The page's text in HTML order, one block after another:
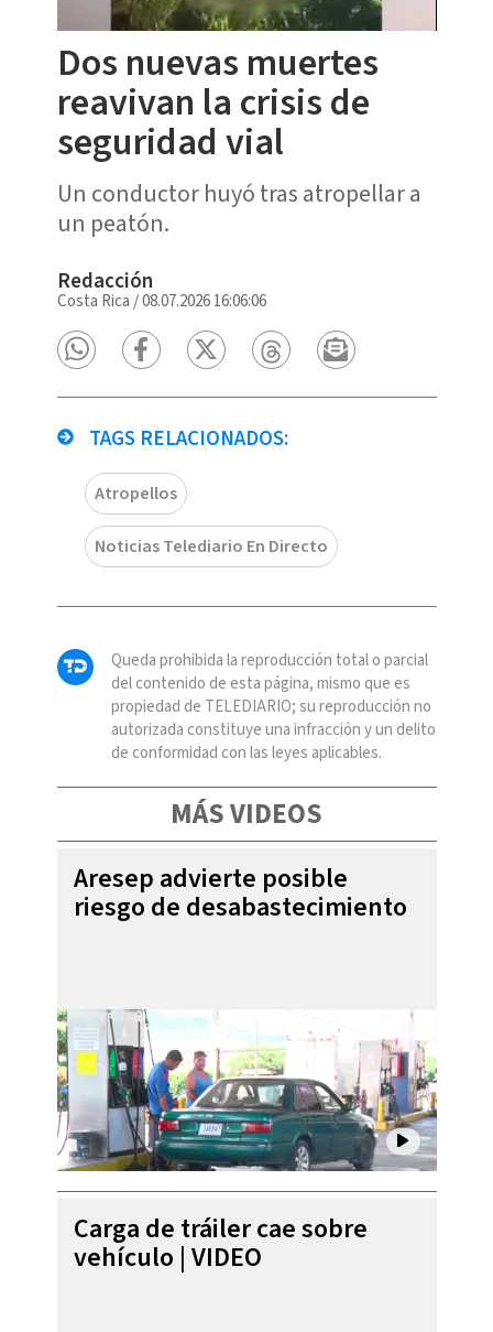
Dos nuevas muertes
reavivan la crisis de
seguridad vial
Un conductor huyó tras atropellar a
un peatón.
Redacción
Costa Rica /08.07.2026 16:06:06
TAGS RELACIONADOS:
Atropellos
Noticias Telediario En Directo
Queda prohibida la reproducción total o parcial
del contenido de esta página, mismo que es
propiedad de TELEDIARIO; su reproducción no
autorizada constituye una infracción y un delito
de conformidad con las leyes aplicables.
MÁS VIDEOS
Aresep advierte posible
riesgo de desabastecimiento
Carga de tráiler cae sobre
vehículo | VIDEO